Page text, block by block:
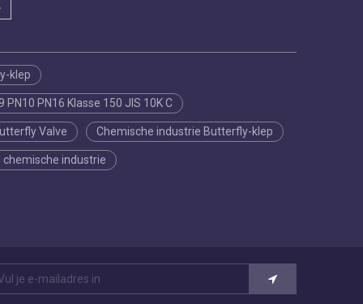
klep
PN16 Klasse 150 JIS 10K C
Valve Chemische industrie Butterfly-klep
industrie